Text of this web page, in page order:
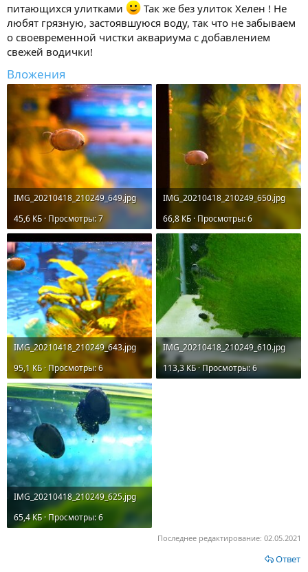
питающихся улитками
Так же без улиток Хелен ! Не
любят грязную, застоявшуюся воду, так что не забываем
о своевременной чистки аквариума с добавлением
свежей водички!
Вложения
IMG_20210418_210249_649.jpg
45,6 КБ · Просмотры: 7
IMG_20210418_210249_650.jpg
66,8 КБ · Просмотры: 6
IMG_20210418_210249_643.jpg
95,1 КБ · Просмотры: 6
IMG_20210418_210249_610.jpg
113,3 КБ · Просмотры: 6
IMG_20210418_210249_625.jpg
65,4 КБ · Просмотры: 6
Последнее редактирование: 02.05.2021
Ответ